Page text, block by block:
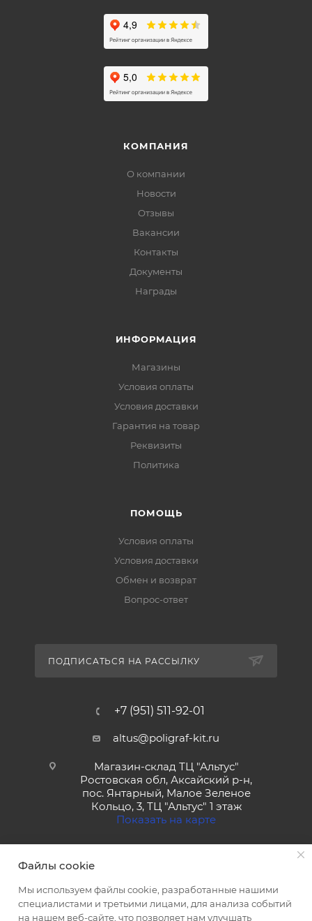
КОМПАНИЯ
О компании
Новости
Отзывы
Вакансии
Контакты
Документы
Награды
ИНФОРМАЦИЯ
Магазины
Условия оплаты
Условия доставки
Гарантия на товар
Реквизиты
Политика
ПОМОЩЬ
Условия оплаты
Условия доставки
Обмен и возврат
Вопрос-ответ
ПОДПИСАТЬСЯ НА РАССЫЛКУ
+7 (951) 511-92-01
altus@poligraf-kit.ru
Магазин-склад ТЦ "Альтус"
Ростовская обл, Аксайский р-н,
пос. Янтарный, Малое Зеленое
Кольцо, 3, ТЦ "Альтус" 1 этаж
Показать на карте
Файлы cookie
Мы используем файлы cookie, разработанные нашими
специалистами и третьими лицами, для анализа событий
на нашем веб-сайте, что позволяет нам улучшать